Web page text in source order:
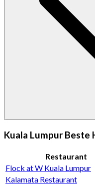
Kuala Lumpur Beste
Restaurant
Flock at W Kuala Lumpur
Kalamata Restaurant